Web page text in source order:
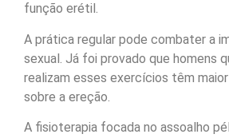
função erétil.
A prática regular pode combater a
sexual. Já foi provado que homens
realizam esses exercícios têm
sobre a ereção.
A fisioterapia focada no assoalho